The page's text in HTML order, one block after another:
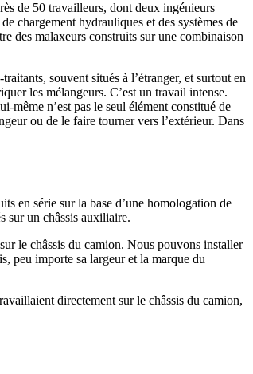
de 50 travailleurs, dont deux ingénieurs
chargement hydrauliques et des systèmes de
des malaxeurs construits sur une combinaison
souvent situés à l’étranger, et surtout en
les mélangeurs. C’est un travail intense.
même n’est pas le seul élément constitué de
ou de le faire tourner vers l’extérieur. Dans
en série sur la base d’une homologation de
sur un châssis auxiliaire.
le châssis du camion. Nous pouvons installer
peu importe sa largeur et la marque du
directement sur le châssis du camion,